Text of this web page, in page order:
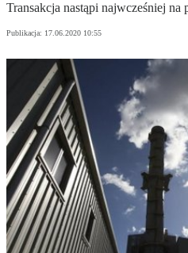
Transakcja nastąpi najwcześniej na
Publikacja: 17.06.2020 10:55